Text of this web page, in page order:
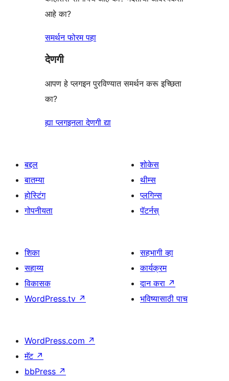
आहे का?
समर्थन फोरम पहा
देणगी
आपण हे प्लगइन पुरविण्यात समर्थन करू इच्छिता
का?
ह्या प्लगइनला देणगी द्या
बद्दल
बातम्या
होस्टिंग
गोपनीयता
शोकेस
थीम्स
प्लगिन्स
पॅटर्नस्
शिका
सहाय्य
विकासक
WordPress.tv ↗
सहभागी व्हा
कार्यक्रम
दान करा ↗
भविष्यासाठी पाच
WordPress.com ↗
मॅट ↗
bbPress ↗